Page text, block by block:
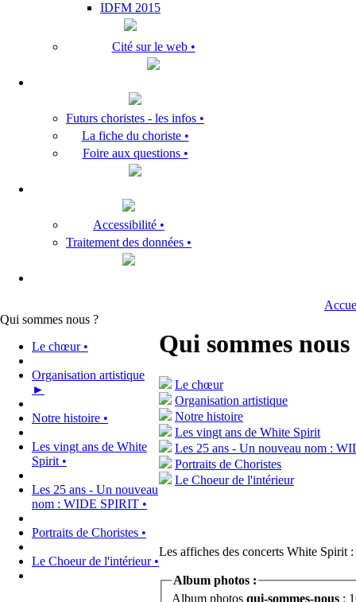
IDFM 2015
Cité sur le web •
Futurs choristes - les infos •
La fiche du choriste •
Foire aux questions •
Accessibilité •
Traitement des données •
Qui sommes nous ?
Le chœur •
Organisation artistique
►
Notre histoire •
Les vingt ans de White
Spirit •
Les 25 ans - Un nouveau
nom : WIDE SPIRIT •
Portraits de Choristes •
Le Choeur de l'intérieur •
Qui sommes nous
Le chœur
Organisation artistique
Notre histoire
Les vingt ans de White Spirit
Les 25 ans - Un nouveau nom :
Portraits de Choristes
Le Choeur de l'intérieur
Les affiches des concerts White Spirit :
Album photos :
Album photos qui-sommes-nous :